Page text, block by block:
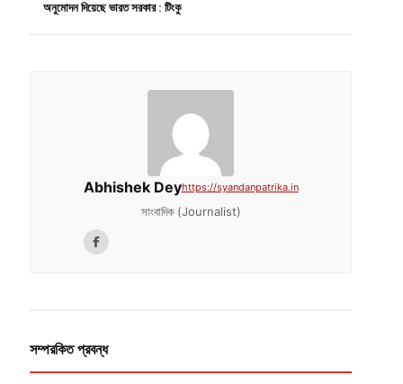
অনুমোদন দিয়েছে ভারত সরকার : টিংকু
Abhishek Deyhttps://syandanpatrika.in
সাংবাদিক (Journalist)
সম্পরকিত প্রবন্ধ